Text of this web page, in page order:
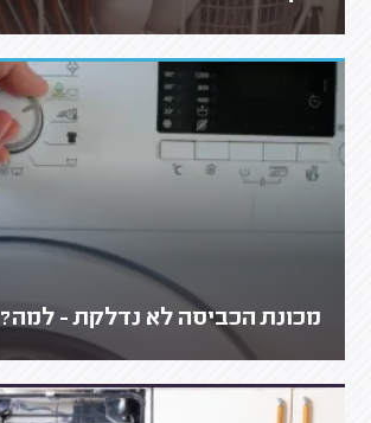
מכונת הכביסה לא נדלקת - למה?